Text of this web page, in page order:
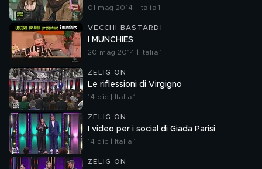
01 mag 2014 | Italia 1
VECCHI BASTARDI
I MUNCHIES
20 mag 2014 | Italia 1
ZELIG ON
Le riflessioni di Virgigno
14 dic | Italia 1
ZELIG ON
I video per i social di Giada Parisi
14 dic | Italia 1
ZELIG ON